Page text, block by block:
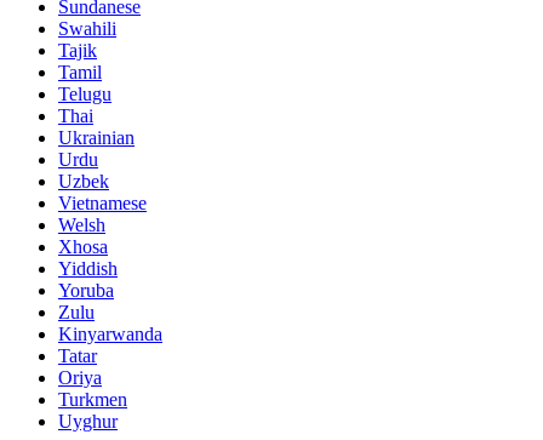
Sundanese
Swahili
Tajik
Tamil
Telugu
Thai
Ukrainian
Urdu
Uzbek
Vietnamese
Welsh
Xhosa
Yiddish
Yoruba
Zulu
Kinyarwanda
Tatar
Oriya
Turkmen
Uyghur